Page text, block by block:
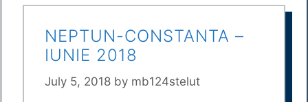
NEPTUN-CONSTANTA –
IUNIE 2018
July 5, 2018 by mb124stelut